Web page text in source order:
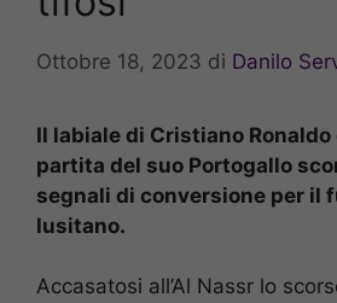
Ottobre 18, 2023 di Danilo
Il labiale di Cristiano
partita del suo Portogallo
segnali di conversione per il
lusitano.
Accasatosi all’Al Nassr lo